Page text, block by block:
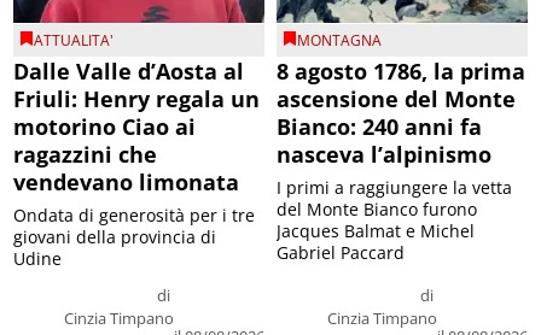
ATTUALITA'
Dalle Valle d’Aosta al
Friuli: Henry regala un
motorino Ciao ai
ragazzini che
vendevano limonata
di
Cinzia Timpano
Ondata di generosità per i tre
giovani della provincia di
Udine
MONTAGNA
8 agosto 1786, la prima
ascensione del Monte
Bianco: 240 anni fa
nasceva l’alpinismo
di
Cinzia Timpano
I primi a raggiungere la vetta
del Monte Bianco furono
Jacques Balmat e Michel
Gabriel Paccard